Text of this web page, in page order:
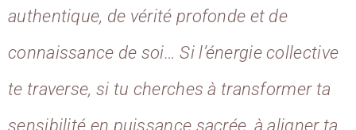
authentique, de vérité profonde et de
connaissance de soi… Si l’énergie collective
te traverse, si tu cherches à transformer ta
sensibilité en puissance sacrée, à aligner ta